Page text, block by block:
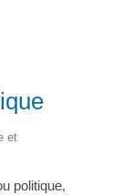
et
politique,